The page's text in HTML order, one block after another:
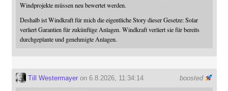
Windprojekte müssen neu bewertet werden.
Deshalb ist Windkraft für mich die eigentliche Story dieser Gesetze: Solar
verliert Garantien für zukünftige Anlagen. Windkraft verliert sie für bereits
durchgeplante und genehmigte Anlagen.
boosted
Till Westermayeron 6.8.2026, 11:34:14